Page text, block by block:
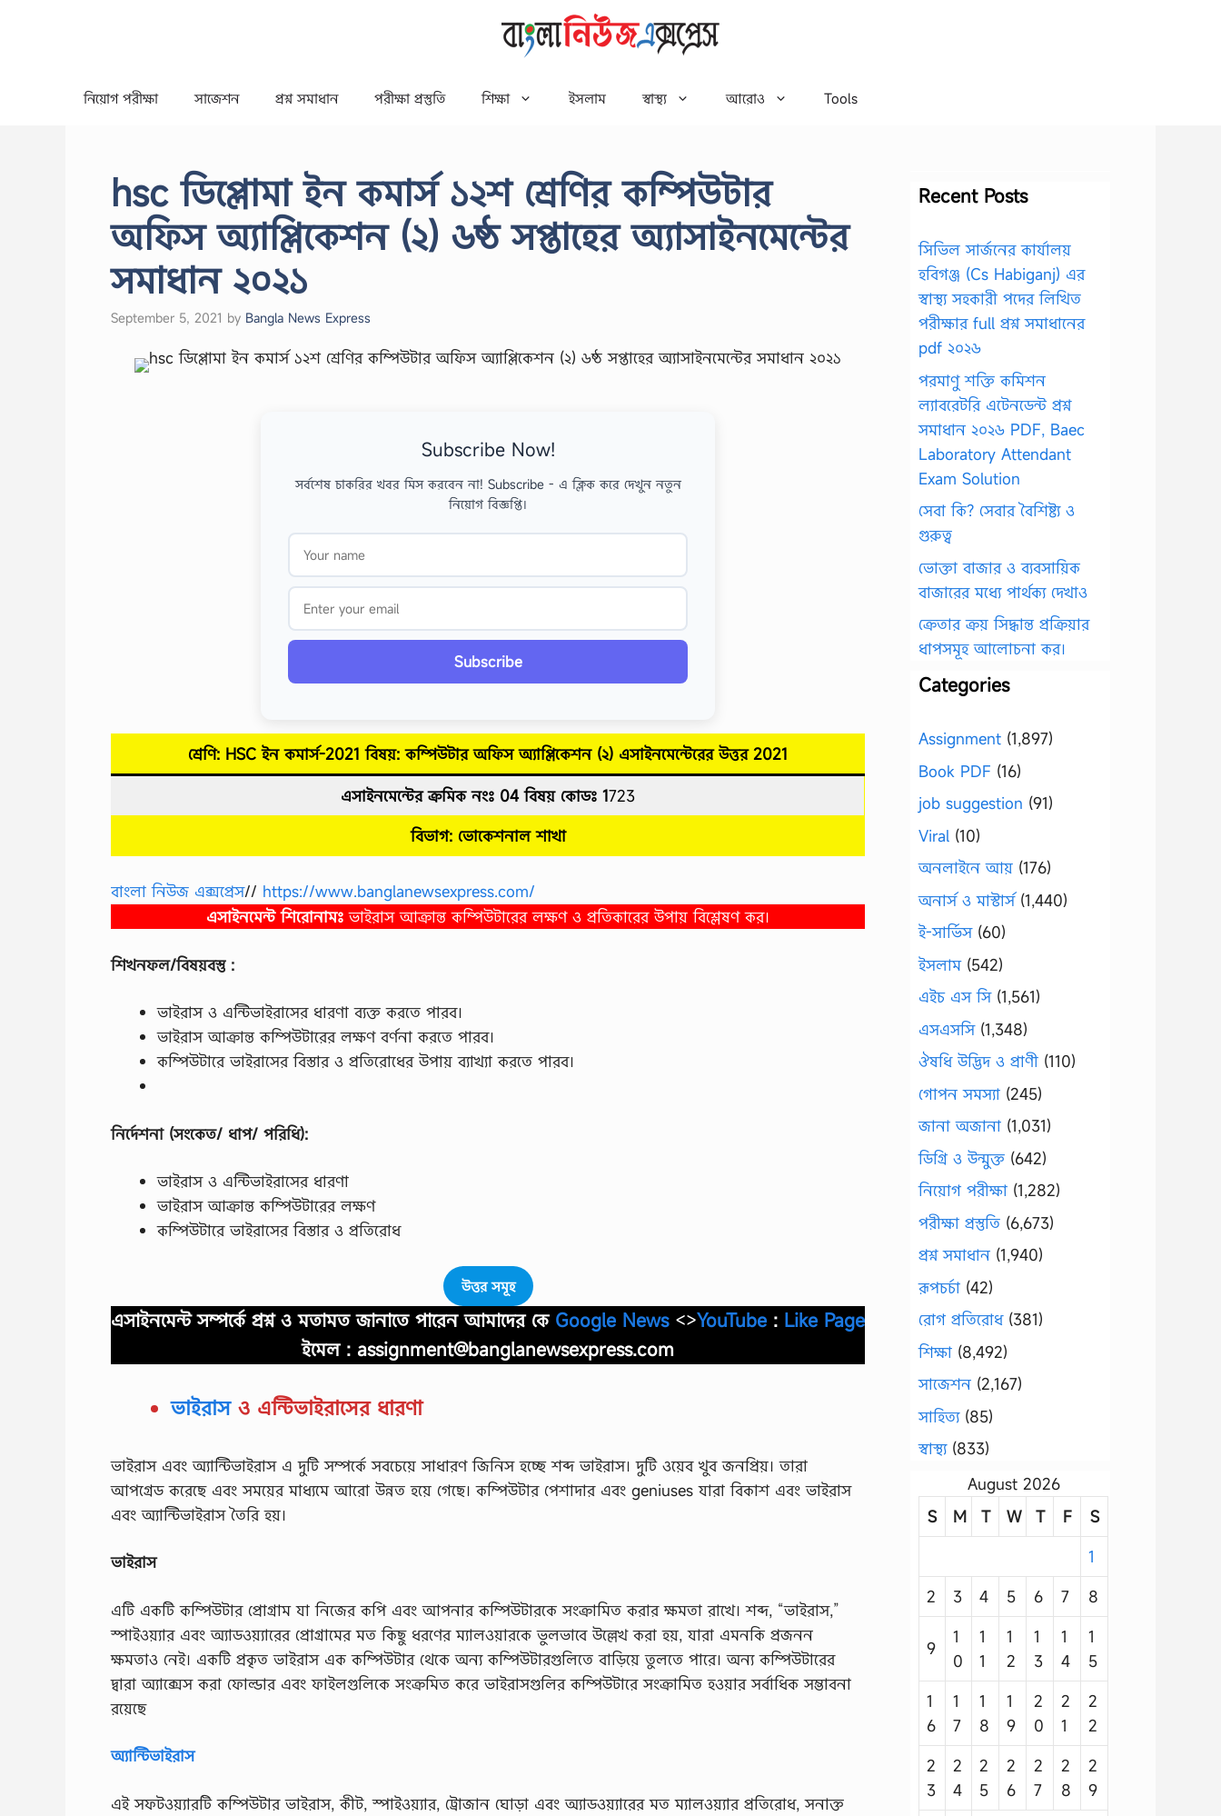
নিয়োগ পরীক্ষা সাজেশন প্রশ্ন সমাধান পরীক্ষা প্রস্তুতি শিক্ষা ইসলাম স্বাস্থ্য আরোও Tools
hsc ডিপ্লোমা ইন কমার্স ১২শ শ্রেণির কম্পিউটার
অফিস অ্যাপ্লিকেশন (২) ৬ষ্ঠ সপ্তাহের অ্যাসাইনমেন্টের
সমাধান ২০২১
September 5, 2021 by Bangla News Express
Subscribe Now!
সর্বশেষ চাকরির খবর মিস করবেন না! Subscribe - এ ক্লিক করে দেখুন নতুন
নিয়োগ বিজ্ঞপ্তি।
Subscribe
শ্রেণি: HSC ইন কমার্স-2021 বিষয়: কম্পিউটার অফিস অ্যাপ্লিকেশন (২) এসাইনমেন্টেরের উত্তর2021
এসাইনমেন্টের ক্রমিক নংঃ 04 বিষয় কোডঃ 1723
বিভাগ: ভোকেশনাল শাখা
বাংলা নিউজ এক্সপ্রেস// https://www.banglanewsexpress.com/
এসাইনমেন্ট শিরোনামঃভাইরাস আক্রান্ত কম্পিউটারের লক্ষণ ও প্রতিকারের উপায় বিশ্লেষণ কর।
শিখনফল/বিষয়বস্তু :
ভাইরাস ও এন্টিভাইরাসের ধারণা ব্যক্ত করতে পারব।
ভাইরাস আক্রান্ত কম্পিউটারের লক্ষণ বর্ণনা করতে পারব।
কম্পিউটারে ভাইরাসের বিস্তার ও প্রতিরোধের উপায় ব্যাখ্যা করতে পারব।
নির্দেশনা (সংকেত/ ধাপ/ পরিধি):
ভাইরাস ও এন্টিভাইরাসের ধারণা
ভাইরাস আক্রান্ত কম্পিউটারের লক্ষণ
কম্পিউটারে ভাইরাসের বিস্তার ও প্রতিরোধ
উত্তর সমূহ
এসাইনমেন্ট সম্পর্কে প্রশ্ন ও মতামত জানাতে পারেন আমাদের কে Google News<>YouTube : Like Page
ইমেল : assignment@banglanewsexpress.com
ভাইরাসও এন্টিভাইরাসের ধারণা
ভাইরাস এবং অ্যান্টিভাইরাস এ দুটি সম্পর্কে সবচেয়ে সাধারণ জিনিস হচ্ছে শব্দ ভাইরাস। দুটি ওয়েব খুব জনপ্রিয়। তারা
আপগ্রেড করেছে এবং সময়ের মাধ্যমে আরো উন্নত হয়ে গেছে। কম্পিউটার পেশাদার এবং geniuses যারা বিকাশ এবং ভাইরাস
এবং অ্যান্টিভাইরাস তৈরি হয়।
ভাইরাস
এটি একটি কম্পিউটার প্রোগ্রাম যা নিজের কপি এবং আপনার কম্পিউটারকে সংক্রামিত করার ক্ষমতা রাখে। শব্দ, “ভাইরাস,”
স্পাইওয়্যার এবং অ্যাডওয়্যারের প্রোগ্রামের মত কিছু ধরণের ম্যালওয়ারকে ভুলভাবে উল্লেখ করা হয়, যারা এমনকি প্রজনন
ক্ষমতাও নেই। একটি প্রকৃত ভাইরাস এক কম্পিউটার থেকে অন্য কম্পিউটারগুলিতে বাড়িয়ে তুলতে পারে। অন্য কম্পিউটারের
দ্বারা অ্যাক্সেস করা ফোল্ডার এবং ফাইলগুলিকে সংক্রমিত করে ভাইরাসগুলির কম্পিউটারে সংক্রামিত হওয়ার সর্বাধিক সম্ভাবনা
রয়েছে
অ্যান্টিভাইরাস
এই সফটওয়্যারটি কম্পিউটার ভাইরাস, কীট, স্পাইওয়্যার, ট্রোজান ঘোড়া এবং অ্যাডওয়্যারের মত ম্যালওয়্যার প্রতিরোধ, সনাক্ত
Recent Posts
সিভিল সার্জনের কার্যালয়
হবিগঞ্জ (Cs Habiganj) এর
স্বাস্থ্য সহকারী পদের লিখিত
পরীক্ষার full প্রশ্ন সমাধানের
pdf ২০২৬
পরমাণু শক্তি কমিশন
ল্যাবরেটরি এটেনডেন্ট প্রশ্ন
সমাধান ২০২৬ PDF, Baec
Laboratory Attendant
Exam Solution
সেবা কি? সেবার বৈশিষ্ট্য ও
গুরুত্ব
ভোক্তা বাজার ও ব্যবসায়িক
বাজারের মধ্যে পার্থক্য দেখাও
ক্রেতার ক্রয় সিদ্ধান্ত প্রক্রিয়ার
ধাপসমূহ আলোচনা কর।
Categories
Assignment (1,897)
Book PDF (16)
job suggestion (91)
Viral (10)
অনলাইনে আয় (176)
অনার্স ও মাস্টার্স(1,440)
ই-সার্ভিস(60)
ইসলাম(542)
এইচ এস সি(1,561)
এসএসসি(1,348)
ঔষধি উদ্ভিদ ও প্রাণী (110)
গোপন সমস্যা (245)
জানা অজানা (1,031)
ডিগ্রি ও উন্মুক্ত (642)
নিয়োগ পরীক্ষা (1,282)
পরীক্ষা প্রস্তুতি (6,673)
প্রশ্ন সমাধান (1,940)
রূপচর্চা (42)
রোগ প্রতিরোধ(381)
শিক্ষা (8,492)
সাজেশন (2,167)
সাহিত্য(85)
স্বাস্থ্য(833)
August 2026
S
M T W T F
S
1
2
3 4 5 6 7 8
9
1
0
1
1
1
2
1
3
1
4
1
5
1
6
1
7
1
8
1
9
2
0
2
1
2
2
2
3
2
4
2
5
2
6
2
7
2
8
2
9